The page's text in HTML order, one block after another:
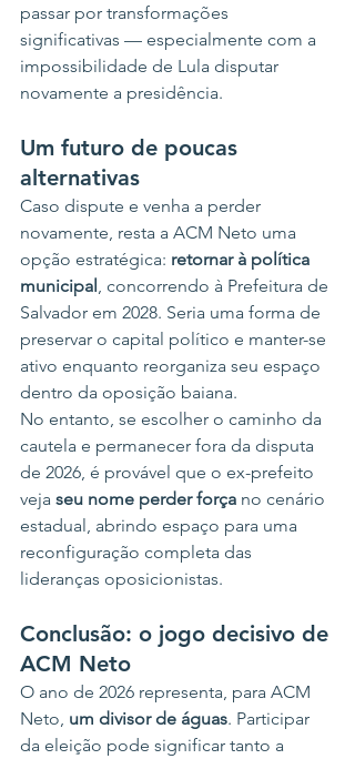
passar por transformações
significativas — especialmente com a
impossibilidade de Lula disputar
novamente a presidência.
Um futuro de poucas
alternativas
Caso dispute e venha a perder
novamente, resta a ACM Neto uma
opção estratégica: retornar à política
municipal , concorrendo à Prefeitura de
Salvador em 2028. Seria uma forma de
preservar o capital político e manter-se
ativo enquanto reorganiza seu espaço
dentro da oposição baiana.
No entanto, se escolher o caminho da
cautela e permanecer fora da disputa
de 2026, é provável que o ex-prefeito
veja seu nome perder força no cenário
estadual, abrindo espaço para uma
reconfiguração completa das
lideranças oposicionistas.
Conclusão: o jogo decisivo de
ACM Neto
O ano de 2026 representa, para ACM
Neto, um divisor de águas. Participar
da eleição pode significar tanto a